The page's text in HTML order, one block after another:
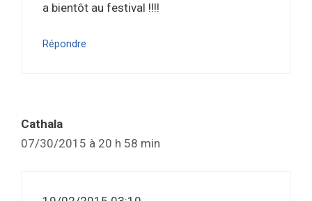
a bientôt au festival !!!!
Répondre
Cathala
07/30/2015 à 20 h 58 min